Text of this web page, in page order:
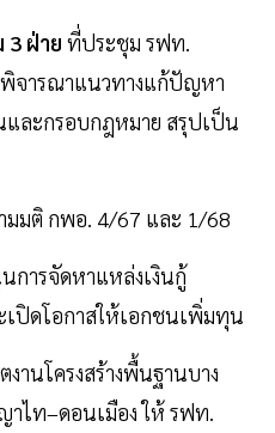
3 ฝ่าย ที่ประชุม รฟท.
จารณาแนวทางแก้ปัญหา
ละกรอบกฎหมาย สรุปเป็น
มติ กพอ. 4/67 และ 1/68
การจัดหาแหล่งเงินกู้
เปิดโอกาสให้เอกชนเพิ่มทุน
านโครงสร้างพื้นฐานบาง
าไท–ดอนเมือง ให้ รฟท.